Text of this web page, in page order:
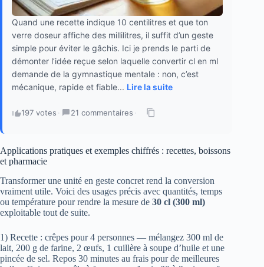
Quand une recette indique 10 centilitres et que ton
verre doseur affiche des millilitres, il suffit d’un geste
simple pour éviter le gâchis. Ici je prends le parti de
démonter l’idée reçue selon laquelle convertir cl en ml
demande de la gymnastique mentale : non, c’est
mécanique, rapide et fiable... Lire la suite
197 votes · 21 commentaires ·
Applications pratiques et exemples chiffrés : recettes, boissons
et pharmacie
Transformer une unité en geste concret rend la conversion
vraiment utile. Voici des usages précis avec quantités, temps
ou température pour rendre la mesure de 30 cl (300 ml)
exploitable tout de suite.
1) Recette : crêpes pour 4 personnes — mélangez 300 ml de
lait, 200 g de farine, 2 œufs, 1 cuillère à soupe d’huile et une
pincée de sel. Repos 30 minutes au frais pour de meilleures